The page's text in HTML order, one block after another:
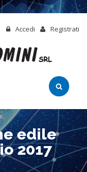
Accedi Registrati
Form
di
ricerca
Cerca
edile
2017